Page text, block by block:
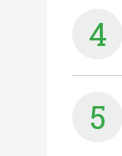
4
5